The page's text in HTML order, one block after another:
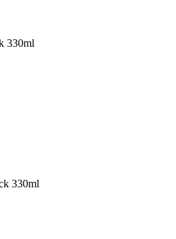
330ml
330ml